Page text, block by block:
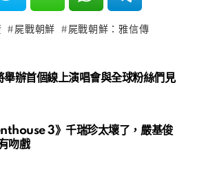
屍戰朝鮮 屍戰朝鮮：雅信傳
辦首個線上演唱會與全球粉絲們見
3》千瑞珍太壞了，嚴基俊
吻戲